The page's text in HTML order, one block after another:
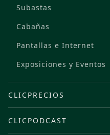
Subastas
Cabañas
Pantallas e Internet
Exposiciones y Eventos
CLICPRECIOS
CLICPODCAST